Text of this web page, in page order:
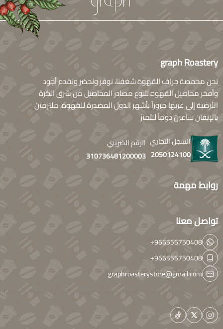
graph Roastery
نحن محمصة جراف القهوة شغفنا، نوفر ونحضر ونقدم أجود
وأفخر محاصيل القهوة تتنوع مصادر المحاصيل من شرق الكرة
الأرضية إلى غربها مروراً بأشهر الدول المصدرة للقهوة، ملتزمين
بالإتقان ساعين دوماً للتميز
السجل التجاري
2050124100
الرقم الضريبي
310736481200003
روابط مهمة
تواصل معنا
+966556750408
+966556750408
graphroasterystore@gmail.com